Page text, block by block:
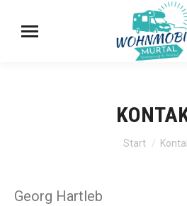
Sie
Start
Georg Hartleb